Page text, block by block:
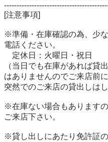
[注意事項]
※準備・在庫確認の為、少
電話ください。
定休日：火曜日・祝日
（当日でも在庫があれば貸
はありませんのでご来店前
突然でのご来店の貸出しは
※在庫ない場合もあります
ご来店下さい。
※貸し出しにあたり免許証